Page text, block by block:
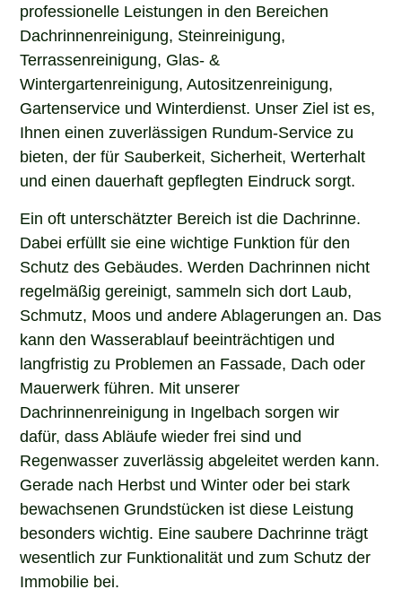
professionelle Leistungen in den Bereichen
Dachrinnenreinigung, Steinreinigung,
Terrassenreinigung, Glas- &
Wintergartenreinigung, Autositzenreinigung,
Gartenservice und Winterdienst. Unser Ziel ist es,
Ihnen einen zuverlässigen Rundum-Service zu
bieten, der für Sauberkeit, Sicherheit, Werterhalt
und einen dauerhaft gepflegten Eindruck sorgt.
Ein oft unterschätzter Bereich ist die Dachrinne.
Dabei erfüllt sie eine wichtige Funktion für den
Schutz des Gebäudes. Werden Dachrinnen nicht
regelmäßig gereinigt, sammeln sich dort Laub,
Schmutz, Moos und andere Ablagerungen an. Das
kann den Wasserablauf beeinträchtigen und
langfristig zu Problemen an Fassade, Dach oder
Mauerwerk führen. Mit unserer
Dachrinnenreinigung in Ingelbach sorgen wir
dafür, dass Abläufe wieder frei sind und
Regenwasser zuverlässig abgeleitet werden kann.
Gerade nach Herbst und Winter oder bei stark
bewachsenen Grundstücken ist diese Leistung
besonders wichtig. Eine saubere Dachrinne trägt
wesentlich zur Funktionalität und zum Schutz der
Immobilie bei.